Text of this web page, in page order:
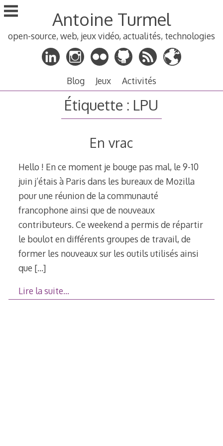
Aller
au
principal
Antoine Turmel
open-source, web, jeux vidéo, actualités, technologies
Blog Jeux Activités
Étiquette : LPU
En vrac
Hello ! En ce moment je bouge pas mal, le 9-10
juin j’étais à Paris dans les bureaux de Mozilla
pour une réunion de la communauté
francophone ainsi que de nouveaux
contributeurs. Ce weekend a permis de répartir
le boulot en différents groupes de travail, de
former les nouveaux sur les outils utilisés ainsi
que […]
Lire la suite…